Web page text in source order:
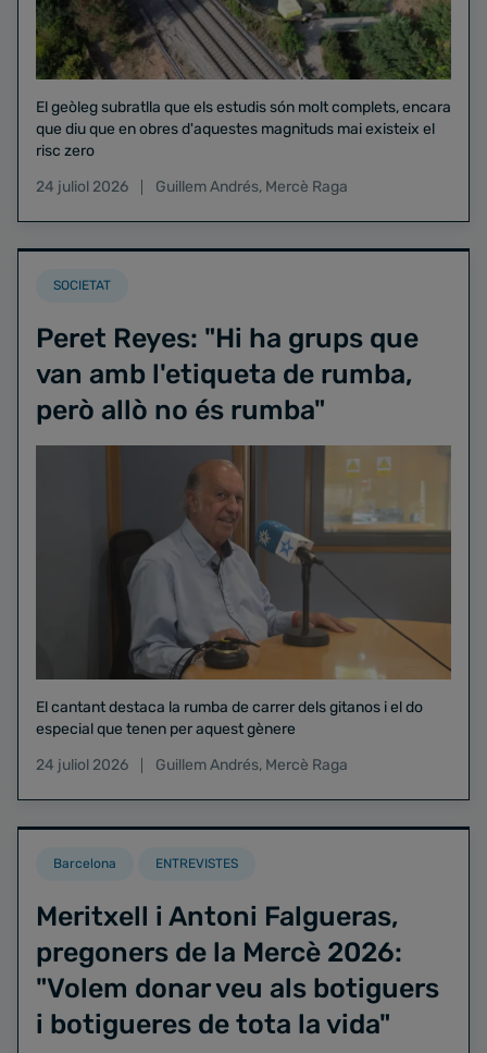
El geòleg subratlla que els estudis són molt complets, encara
que diu que en obres d'aquestes magnituds mai existeix el
risc zero
24 juliol 2026
Guillem Andrés, Mercè Raga
SOCIETAT
Peret Reyes: "Hi ha grups que
van amb l'etiqueta de rumba,
però allò no és rumba"
El cantant destaca la rumba de carrer dels gitanos i el do
especial que tenen per aquest gènere
24 juliol 2026
Guillem Andrés, Mercè Raga
Barcelona ENTREVISTES
Meritxell i Antoni Falgueras,
pregoners de la Mercè 2026:
"Volem donar veu als botiguers
i botigueres de tota la vida"